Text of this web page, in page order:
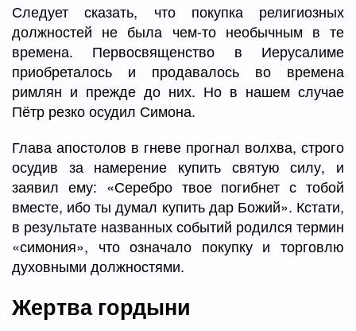
Следует сказать, что покупка религиозных
должностей не была чем-то необычным в те
времена. Первосвященство в Иерусалиме
приобреталось и продавалось во времена
римлян и прежде до них. Но в нашем случае
Пётр резко осудил Симона.
Глава апостолов в гневе прогнал волхва, строго
осудив за намерение купить святую силу, и
заявил ему: «Серебро твое погибнет с тобой
вместе, ибо ты думал купить дар Божий». Кстати,
в результате названных событий родился термин
«симония», что означало покупку и торговлю
духовными должностями.
Жертва гордыни